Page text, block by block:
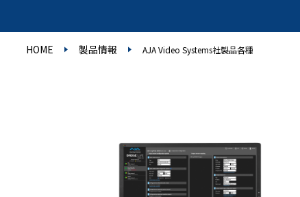
HOME 製品情報 AJA Video Systems社製品各種